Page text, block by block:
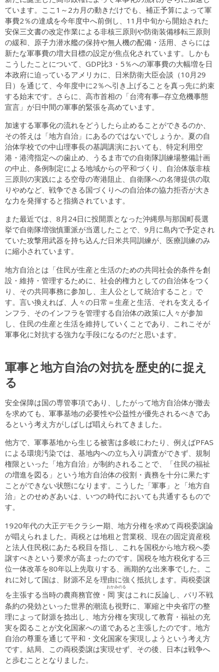
ています。ここ1～2カ月の動きだけでも、補正予算によって軍
事費2％の達成を今年度中へ前倒し、11月中旬から開始された
安保三文書の改定作業による非核三原則や防衛装備移転三原則
の緩和、原子力潜水艦の保持や無人機の配備・活用、さらには
新たな軍事費の増大目標の設定が焦点化されています。しかも
こうしたことについて、GDP比3・5％への軍事費の大幅増を日
本政府に迫っているアメリカに、日米防衛大臣会談（10月29
日）を通じて、今年度中に2％へ引き上げることを真っ先に約束
する始末です。さらに、高市首相の「台湾有事─存立危機事態
宣言」が日中間の軍事的緊張を高めています。
加速する軍事化の流れをどうしたら止めることができるのか、
その答えは「地方自治」にあるのではないでしょうか。夏の自
治体学校での中山理事長の基調講演においても、特定利用空
港・港湾指定への歯止め、うるま市での自衛隊訓練場整備計画
の中止、条例制定による地域からの平和づくり、自治体版非核
三原則の実践による空母の寄港阻止、自衛隊への名簿提供の取
りやめなど、戦争できる国づくりへの自治体の協力拒否が大き
な力を発揮すると指摘されています。
また最近では、8月24日に投開票となった沖縄県与那国町長選
挙で自衛隊増強慎重派が当選したことで、9月に島内で予定され
ていた攻撃用武器を持ち込んだ日米共同訓練が、医療訓練のみ
に縮小されています。
地方自治とは「住民が生産と生活のための共同社会的条件を創
設・維持・管理するために、社会的権力としての自治体をつく
り、その共同事務に参加し、主人公として統治すること」で
す。言い換えれば、人々の日常＝生産と生活、それを支えるイ
ンフラ、そのインフラを管理する自治体の政策に人々が参加
し、住民の生産と生活を維持していくことであり、これこそが
軍事化に対抗する強力な手段になるのだと思います。
軍事と地方自治の対抗を歴史的に捉え
る
安全保障は国の専管事項であり、したがって地方自治体が撤去
を求めても、軍事基地の必要性や公益性が優先されるべきであ
るという考え方がしばしば唱えられてきました。
他方で、軍事基地から生じる被害は多岐にわたり、例えばPFAS
による環境汚染では、基地内への立ち入り調査ができず、規制
権限といった「地方自治」が制約されることで、「住民の福祉
の増進を図る」という地方自治体の役割・責務を十分に果たす
ことができない状態になります。こうした「軍事」と「地方自
治」とのせめぎあいは、いつの時代においても共通するもので
す。
1920年代の大正デモクラシー期、地方分権を求めて両税委譲論
が唱えられました。両税とは地租と営業税、現在の固定資産税
と法人住民税にあたる税目を指し、これを国税から地方税へ委
譲すべきという要求が高まったのです。国税を地方税化する三
位一体改革を80年以上先取りする、画期的な出来事でした。こ
れに対して国は、財源不足を理由に強く抵抗します。両税委譲
を主張する当時の農商務官僚・ 岡実
おかみのる
はこれに反論し、パリ不戦
条約の発効といった世界的潮流も視野に、軍縮と中央省庁の整
理によって財源を捻出し、地方分権を実現して教育・福祉の充
実を図ることが文化国家への道であると主張したのです。地方
自治の尊重を通じて平和・文化国家を実現しようという考え方
です。結局、この両税委譲は実現せず、その後、日本は戦争へ
と歩むこととなりました。